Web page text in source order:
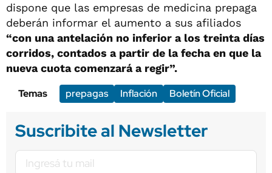
dispone que las empresas de medicina prepaga
deberán informar el aumento a sus afiliados
“con una antelación no inferior a los treinta días
corridos, contados a partir de la fecha en que la
nueva cuota comenzará a regir”.
Temas
prepagas Inflación Boletín Oficial
Suscribite al Newsletter